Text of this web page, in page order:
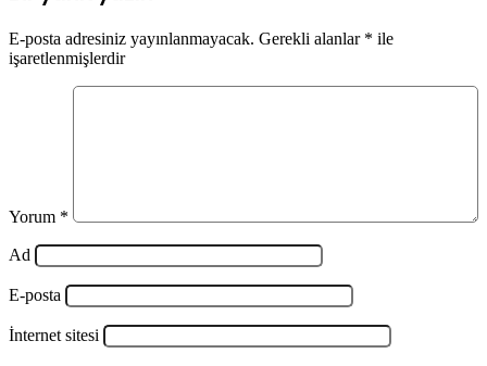
E-posta adresiniz yayınlanmayacak. Gerekli alanlar * ile
işaretlenmişlerdir
Yorum *
Ad
E-posta
İnternet sitesi